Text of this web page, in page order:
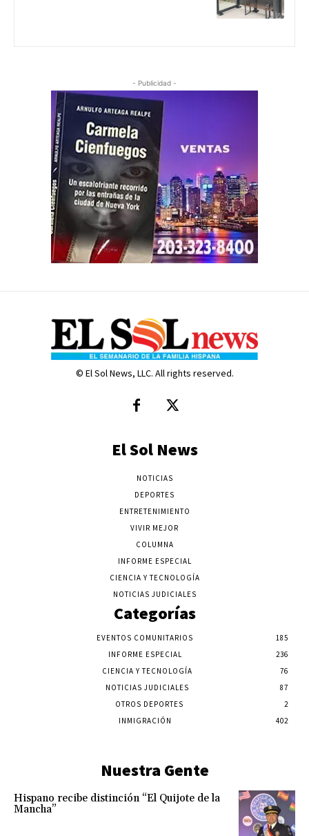
- Publicidad -
© El Sol News, LLC. All rights reserved.
El Sol News
NOTICIAS
DEPORTES
ENTRETENIMIENTO
VIVIR MEJOR
COLUMNA
INFORME ESPECIAL
CIENCIA Y TECNOLOGÍA
NOTICIAS JUDICIALES
Categorías
EVENTOS COMUNITARIOS
185
INFORME ESPECIAL
236
CIENCIA Y TECNOLOGÍA
76
NOTICIAS JUDICIALES
87
OTROS DEPORTES
2
INMIGRACIÓN
402
Nuestra Gente
Hispano recibe distinción “El Quijote de la
Mancha”